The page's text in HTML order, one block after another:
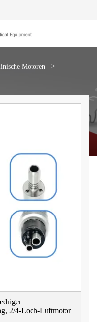
Motoren
>
2/4-Loch-Luftmotor